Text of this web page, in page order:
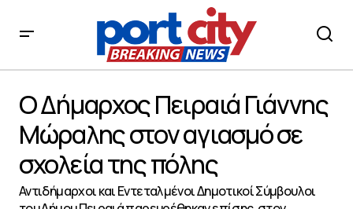
σχολεία της πόλης
Ο Δήμαρχος Πειραιά Γιάννης
Μώραλης στον αγιασμό σε
σχολεία της πόλης
Αντιδήμαρχοι και Εντεταλμένοι Δημοτικοί Σύμβουλοι